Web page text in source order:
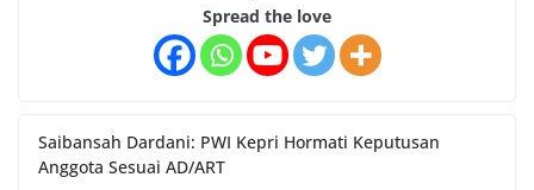
Spread the love
Saibansah Dardani: PWI Kepri Hormati Keputusan
Anggota Sesuai AD/ART